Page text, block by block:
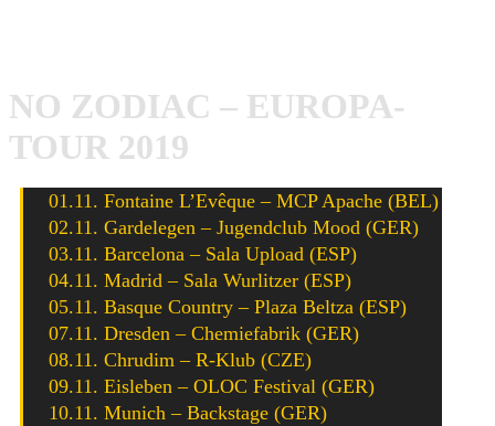
NO ZODIAC – EUROPA-
TOUR 2019
01.11. Fontaine L’Evêque – MCP Apache (BEL)
02.11. Gardelegen – Jugendclub Mood (GER)
03.11. Barcelona – Sala Upload (ESP)
04.11. Madrid – Sala Wurlitzer (ESP)
05.11. Basque Country – Plaza Beltza (ESP)
07.11. Dresden – Chemiefabrik (GER)
08.11. Chrudim – R-Klub (CZE)
09.11. Eisleben – OLOC Festival (GER)
10.11. Munich – Backstage (GER)